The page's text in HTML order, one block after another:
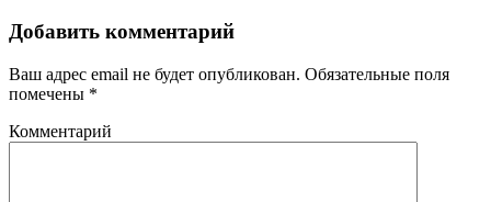
Добавить комментарий
Ваш адрес email не будет опубликован. Обязательные поля
помечены *
Комментарий